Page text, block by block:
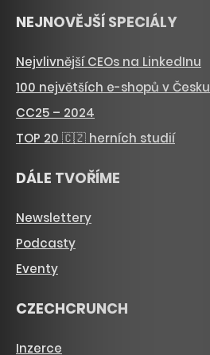
NEJNOVĚJŠÍ SPECIÁLY
Nejvlivnější CEOs na LinkedInu
100 největších e-shopů v Česku
CC25 – 2024
TOP 20 🇨🇿 herních studií
DÁLE TVOŘÍME
Newslettery
Podcasty
Eventy
CZECHCRUNCH
Inzerce